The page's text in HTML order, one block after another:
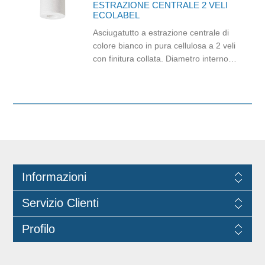
ESTRAZIONE CENTRALE 2 VELI
ECOLABEL
Asciugatutto a estrazione centrale di
colore bianco in pura cellulosa a 2 veli
con finitura collata. Diametro interno:
Informazioni
Servizio Clienti
Profilo